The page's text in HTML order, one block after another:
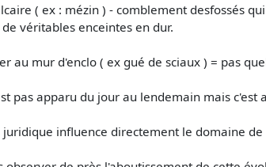
( ex : mézin ) - comblement desfossés
véritables enceintes en dur.
au mur d'enclo ( ex gué de sciaux ) = pas
pas apparu du jour au lendemain mais
juridique influence directement le domaine